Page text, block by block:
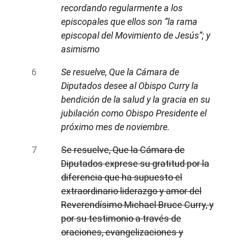
recordando regularmente a los
episcopales que ellos son “la rama
episcopal del Movimiento de Jesús”; y
asimismo
Se resuelve, Que la Cámara de
Diputados desee al Obispo Curry la
bendición de la salud y la gracia en su
jubilación como Obispo Presidente el
próximo mes de noviembre.
Se resuelve, Que la Cámara de
Diputados exprese su gratitud por la
diferencia que ha supuesto el
extraordinario liderazgo y amor del
Reverendísimo Michael Bruce Curry, y
por su testimonio a través de
oraciones, evangelizaciones y